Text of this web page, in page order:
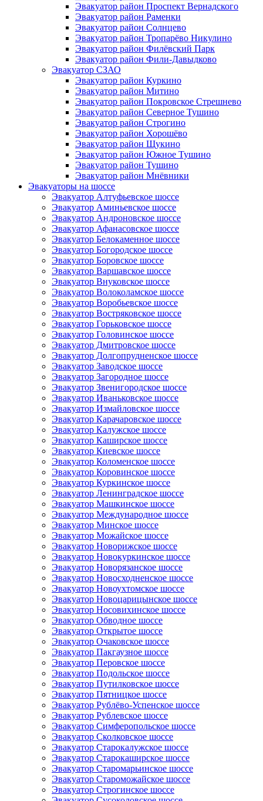
Эвакуатор район Проспект Вернадского
Эвакуатор район Раменки
Эвакуатор район Солнцево
Эвакуатор район Тропарёво Никулино
Эвакуатор район Филёвский Парк
Эвакуатор район Фили-Давыдково
Эвакуатор СЗАО
Эвакуатор район Куркино
Эвакуатор район Митино
Эвакуатор район Покровское Стрешнево
Эвакуатор район Северное Тушино
Эвакуатор район Строгино
Эвакуатор район Хорошёво
Эвакуатор район Щукино
Эвакуатор район Южное Тушино
Эвакуатор район Тушино
Эвакуатор район Мнёвники
Эвакуаторы на шоссе
Эвакуатор Алтуфьевское шоссе
Эвакуатор Аминьевское шоссе
Эвакуатор Андроновское шоссе
Эвакуатор Афанасовское шоссе
Эвакуатор Белокаменное шоссе
Эвакуатор Богородское шоссе
Эвакуатор Боровское шоссе
Эвакуатор Варшавское шоссе
Эвакуатор Внуковское шоссе
Эвакуатор Волоколамское шоссе
Эвакуатор Воробьевское шоссе
Эвакуатор Востряковское шоссе
Эвакуатор Горьковское шоссе
Эвакуатор Головинское шоссе
Эвакуатор Дмитровское шоссе
Эвакуатор Долгопрудненское шоссе
Эвакуатор Заводское шоссе
Эвакуатор Загородное шоссе
Эвакуатор Звенигородское шоссе
Эвакуатор Иваньковское шоссе
Эвакуатор Измайловское шоссе
Эвакуатор Карачаровское шоссе
Эвакуатор Калужское шоссе
Эвакуатор Каширское шоссе
Эвакуатор Киевское шоссе
Эвакуатор Коломенское шоссе
Эвакуатор Коровинское шоссе
Эвакуатор Куркинское шоссе
Эвакуатор Ленинградское шоссе
Эвакуатор Машкинское шоссе
Эвакуатор Международное шоссе
Эвакуатор Минское шоссе
Эвакуатор Можайское шоссе
Эвакуатор Новорижское шоссе
Эвакуатор Новокуркинское шоссе
Эвакуатор Новорязанское шоссе
Эвакуатор Новосходненское шоссе
Эвакуатор Новоухтомское шоссе
Эвакуатор Новоцарицынское шоссе
Эвакуатор Носовихинское шоссе
Эвакуатор Обводное шоссе
Эвакуатор Открытое шоссе
Эвакуатор Очаковское шоссе
Эвакуатор Пакгаузное шоссе
Эвакуатор Перовское шоссе
Эвакуатор Подольское шоссе
Эвакуатор Путилковское шоссе
Эвакуатор Пятницкое шоссе
Эвакуатор Рублёво-Успенское шоссе
Эвакуатор Рублевское шоссе
Эвакуатор Симферопольское шоссе
Эвакуатор Сколковское шоссе
Эвакуатор Старокалужское шоссе
Эвакуатор Старокаширское шоссе
Эвакуатор Старомарьинское шоссе
Эвакуатор Староможайское шоссе
Эвакуатор Строгинское шоссе